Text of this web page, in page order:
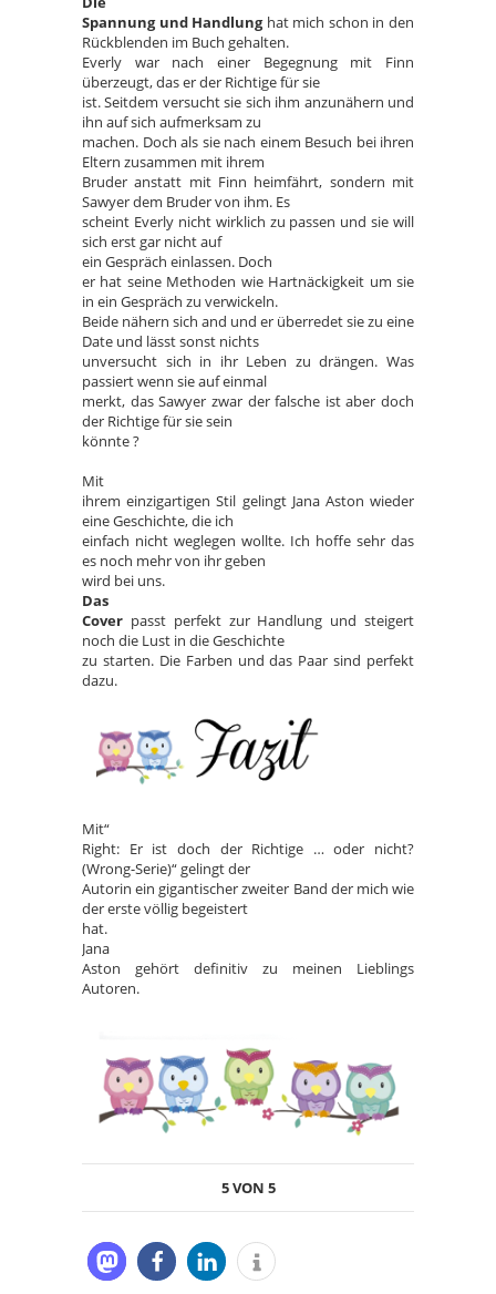
Spannung und Handlunghat mich schon in den
Rückblenden im Buch gehalten.
Everly war nach einer Begegnung mit Finn
überzeugt, das er der Richtige für sie
ist. Seitdem versucht sie sich ihm anzunähern und
ihn auf sich aufmerksam zu
machen. Doch als sie nach einem Besuch bei ihren
Eltern zusammen mit ihrem
Bruder anstatt mit Finn heimfährt, sondern mit
Sawyer dem Bruder von ihm. Es
scheint Everly nicht wirklich zu passen und sie will
sich erst gar nicht auf
ein Gespräch einlassen. Doch
er hat seine Methoden wie Hartnäckigkeit um sie
in ein Gespräch zu verwickeln.
Beide nähern sich and und er überredet sie zu eine
Date und lässt sonst nichts
unversucht sich in ihr Leben zu drängen. Was
passiert wenn sie auf einmal
merkt, das Sawyer zwar der falsche ist aber doch
der Richtige für sie sein
könnte ?
Mit
ihrem einzigartigen Stil gelingt Jana Aston wieder
eine Geschichte, die ich
einfach nicht weglegen wollte. Ich hoffe sehr das
es noch mehr von ihr geben
wird bei uns.
Das
Cover passt perfekt zur Handlung und steigert
noch die Lust in die Geschichte
zu starten. Die Farben und das Paar sind perfekt
dazu.
Mit“
Right: Er ist doch der Richtige … oder nicht?
(Wrong-Serie)“ gelingt der
Autorin ein gigantischer zweiter Band der mich wie
der erste völlig begeistert
hat.
Jana
Aston gehört definitiv zu meinen Lieblings
Autoren.
5 VON 5